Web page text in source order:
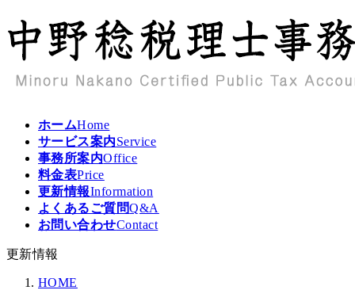
ン
テ
ツ
ビ
ゲ
シ
ホームHome
サービス案内Service
事務所案内Office
料金表Price
更新情報Information
よくあるご質問Q&A
お問い合わせContact
更新情報
HOME